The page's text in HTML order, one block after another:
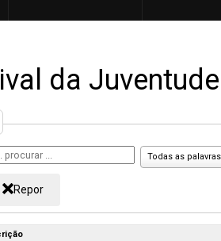
da
Todas as palavras
Repor